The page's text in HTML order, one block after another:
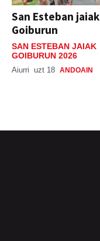
San Esteban jaiak
Goiburun
SAN ESTEBAN JAIAK
GOIBURUN 2026
Aiurri uzt 18 ANDOAIN